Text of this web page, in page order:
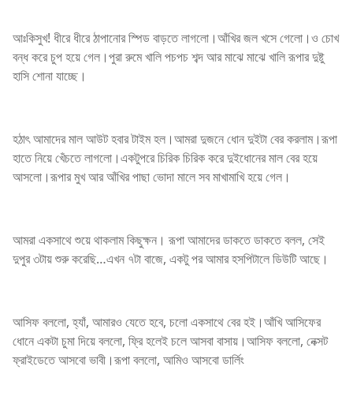
আঃকিসুখ! ধীরে ধীরে ঠাপানোর স্পিড বাড়তে লাগলো।আঁখির জল খসে গেলো।ও চোখ
বন্ধ করে চুপ হয়ে গেল।পুরা রুমে খালি পচপচ শব্দ আর মাঝে মাঝে খালি রূপার দুষ্টু
হাসি শোনা যাচ্ছে।
হঠাৎ আমাদের মাল আউট হবার টাইম হল।আমরা দুজনে ধোন দুইটা বের করলাম।রূপা
হাতে নিয়ে খেঁচতে লাগলো।একটুপরে চিরিক চিরিক করে দুইধোনের মাল বের হয়ে
আসলো।রূপার মুখ আর আঁখির পাছা ভোদা মালে সব মাখামাখি হয়ে গেল।
আমরা একসাথে শুয়ে থাকলাম কিছুক্ষন। রূপা আমাদের ডাকতে ডাকতে বলল, সেই
দুপুর ৩টায় শুরু করেছি…এখন ৭টা বাজে, একটু পর আমার হসপিটালে ডিউটি আছে।
আসিফ বললো, হ্যাঁ, আমারও যেতে হবে, চলো একসাথে বের হই।আঁখি আসিফের
ধোনে একটা চুমা দিয়ে বললো, ফ্রি হলেই চলে আসবা বাসায়।আসিফ বললো, নেক্সট
ফ্রাইডেতে আসবো ভাবী।রূপা বললো, আমিও আসবো ডার্লিং